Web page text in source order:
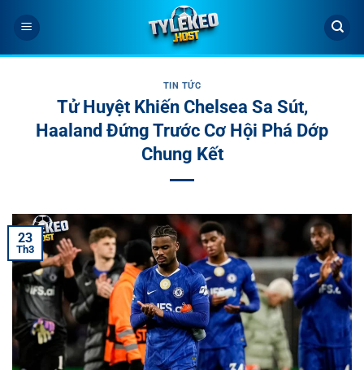
qua
nội
TIN TỨC
Tử Huyệt Khiến Chelsea Sa Sút,
Haaland Đứng Trước Cơ Hội Phá Dớp
Chung Kết
23
Th3